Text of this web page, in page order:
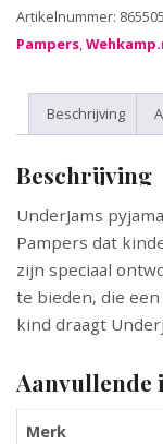
Artikelnummer:
Pampers,
Beschrijving
Beschrijving
UnderJams
Pampers dat
zijn speciaal
te bieden, die
kind draagt
Aanvullende
Merk